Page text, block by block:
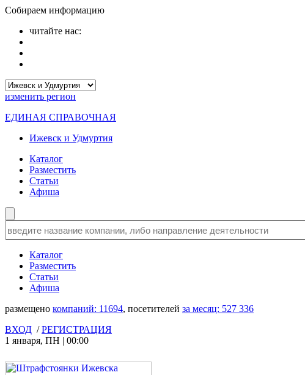
Собираем информацию
читайте нас:
изменить регион
ЕДИНАЯ СПРАВОЧНАЯ
Ижевск и Удмуртия
Каталог
Разместить
Статьи
Афиша
Каталог
Разместить
Статьи
Афиша
размещено компаний: 11694, посетителей за месяц: 527 336
ВХОД /РЕГИСТРАЦИЯ
1 января, ПН | 00:00